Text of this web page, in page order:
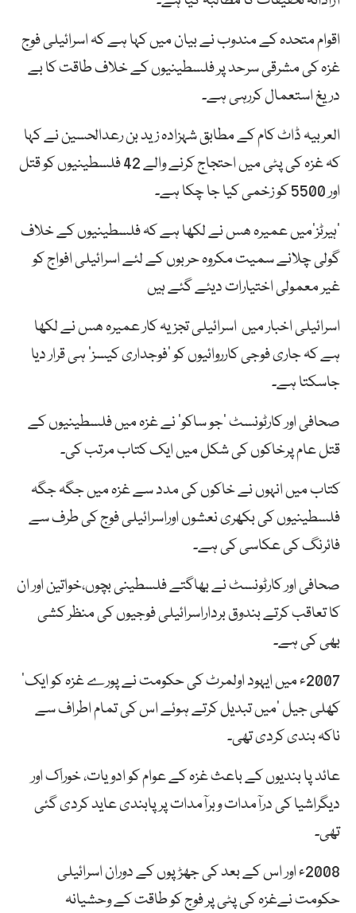
اقوام متحدہ کے مندوب نے بیان میں کہا ہے کہ اسرائیلی فوج
غزہ کی مشرقی سرحد پر فلسطینیوں کے خلاف طاقت کا بے
دریغ استعمال کررہی ہے۔
العربیہ ڈاٹ کام کے مطابق شہزادہ زید بن رعدالحسین نے کہا
کہ غزہ کی پٹی میں احتجاج کرنے والے 42 فلسطینیوں کو قتل
اور 5500 کو زخمی کیا جا چکا ہے۔
’ہیرٹز‘میں عمیرہ ھس نے لکھا ہے کہ فلسطینیوں کے خلاف
گولی چلانے سمیت مکروہ حربوں کے لئے اسرائیلی افواج کو
غیر معمولی اختیارات دیئے گئے ہیں
اسرائیلی اخبار میں اسرائیلی تجزیہ کار عمیرہ ھس نے لکھا
ہے کہ جاری فوجی کارروائیوں کو ’فوجداری کیسز‘ ہی قرار دیا
جاسکتا ہے۔
صحافی اور کارٹونسٹ ’جو ساکو‘ نے غزہ میں فلسطینیوں کے
قتل عام پرخاکوں کی شکل میں ایک کتاب مرتب کی۔
کتاب میں انہوں نے خاکوں کی مدد سے غزہ میں جگہ جگہ
فلسطینیوں کی بکھری نعشوں اوراسرائیلی فوج کی طرف سے
فائرنگ کی عکاسی کی ہے۔
صحافی اور کارٹونسٹ نے بھاگتے فلسطینی بچوں،خواتین اور ان
کا تعاقب کرتے بندوق برداراسرائیلی فوجیوں کی منظر کشی
بھی کی ہے۔
2007ء میں ایہود اولمرٹ کی حکومت نے پورے غزہ کو ایک’
کھلی جیل ‘میں تبدیل کرتے ہوئے اس کی تمام اطراف سے
ناکہ بندی کردی تھی۔
عائد پا بندیوں کے باعث غزہ کے عوام کو ادویات، خوراک اور
دیگراشیا کی درآمدات وبرآمدات پر پابندی عاید کردی گئی
تھی۔
2008ء اور اس کے بعد کی جھڑپوں کے دوران اسرائیلی
حکومت نےغزہ کی پٹی پر فوج کو طاقت کے وحشیانہ